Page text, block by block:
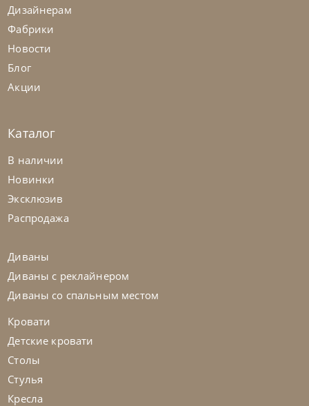
Cattelan Italia
Столик журнальный Arena Keramik Bond
Дизайнерам
Фабрики
Новости
Блог
Акции
Каталог
В наличии
Новинки
Эксклюзив
Распродажа
Диваны
Диваны с реклайнером
Диваны со спальным местом
Кровати
Детские кровати
Столы
Стулья
Кресла